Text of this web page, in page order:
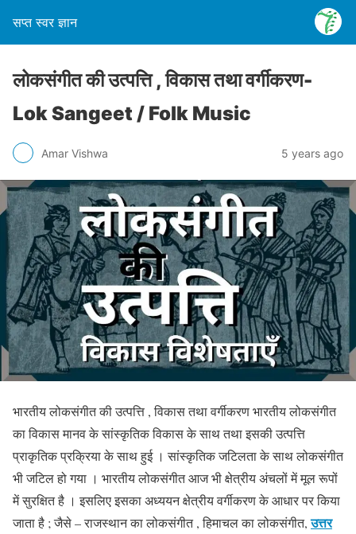
सप्त स्वर ज्ञान
लोकसंगीत की उत्पत्ति , विकास तथा वर्गीकरण-
Lok Sangeet / Folk Music
Amar Vishwa 5 years ago
भारतीय लोकसंगीत की उत्पत्ति , विकास तथा वर्गीकरण भारतीय लोकसंगीत
का विकास मानव के सांस्कृतिक विकास के साथ तथा इसकी उत्पत्ति
प्राकृतिक प्रक्रिया के साथ हुई । सांस्कृतिक जटिलता के साथ लोकसंगीत
भी जटिल हो गया । भारतीय लोकसंगीत आज भी क्षेत्रीय अंचलों में मूल रूपों
में सुरक्षित है । इसलिए इसका अध्ययन क्षेत्रीय वर्गीकरण के आधार पर किया
जाता है ; जैसे – राजस्थान का लोकसंगीत , हिमाचल का लोकसंगीत,उत्तर